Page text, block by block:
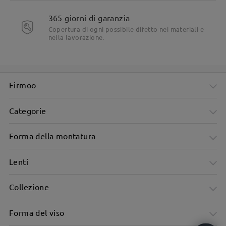
Viene fornito con clip-ons, adatto per più occasioni
365 giorni di garanzia
Copertura di ogni possibile difetto nei materiali e
nella lavorazione.
Firmoo
Categorie
Forma della montatura
Lenti
Collezione
Forma del viso